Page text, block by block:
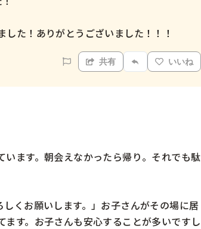
た！ありがとうございました！！！
共有 いいね
ます。朝会えなかったら帰り。それでも駄
くお願いします。」お子さんがその場に居
す。お子さんも安心することが多いですし